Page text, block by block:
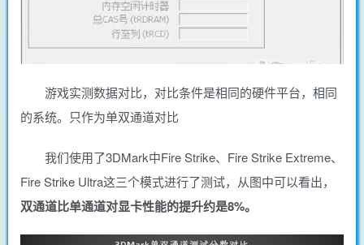
游戏实测数据对比，对比条件是相同的硬件平台，相同
的系统。只作为单双通道对比
我们使用了3DMark中Fire Strike、Fire Strike Extreme、
Fire Strike Ultra这三个模式进行了测试，从图中可以看出，
双通道比单通道对显卡性能的提升约是8%。